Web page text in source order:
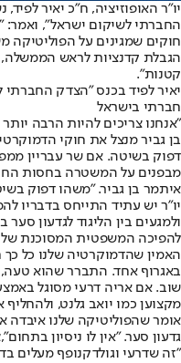
יו"ר האופוזיציה, ח"כ יאיר
החברתי לשיקום ישראל״, ואמר:
חוקים שמגינים על הפוליטיקה
הגבלת קדנציות לראש
קטנות".
יאיר לפיד בכנס "הצדק החברתי
חברתי בישראל
"אנחנו צריכים להיות הרבה
בן גביר מנצל את חוקי
דפוק בשיטה. אם שר עבריין
מבפנים על המשטרה בחסות
איתמר בן גביר. "משהו דפוק
יו"ר יש עתיד התייחס בדבריו
ולמגעים בין הליגוד לגדעון
להפיכה המשפטית המסוכנת
האמין שהדמוקרטיה שלנו כל
באגרוף אחד. התברר שהוא טעה,
שוב. אם אריה דרעי מסוגל
מקצוען כמו יואב גלנט,
אומר שהפוליטיקה שלנו איבדה
גדעון סער. "אין לו ניסיון
"זה שדרעי וגולדקנופף מעלים